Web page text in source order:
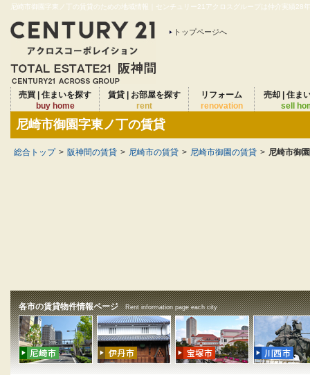
尼崎市御園字東ノ丁の賃貸のための地域情報｜センチュリー21アクロスグループは仲介実績28
トップページへ
売買 | 住まいを探す
buy home
賃貸 | お部屋を探す
rent
リフォーム
renovation
売却 | 住ま
sell
尼崎市御園字東ノ丁の賃貸
総合トップ > 阪神間の賃貸 > 尼崎市の賃貸 > 尼崎市御園の賃貸 > 尼崎市御
各市の賃貸物件情報ページ Rent information page each city